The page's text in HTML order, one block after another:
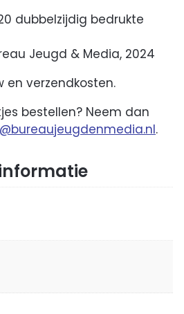
dubbelzijdig bedrukte
Jeugd & Media, 2024
en verzendkosten.
bestellen? Neem dan
.